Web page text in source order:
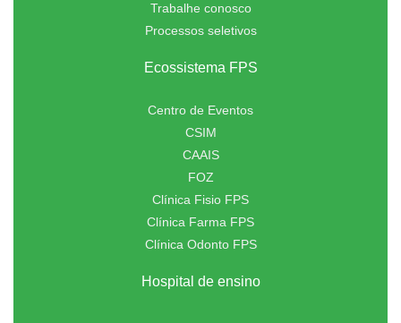
Trabalhe conosco
Processos seletivos
Ecossistema FPS
Centro de Eventos
CSIM
CAAIS
FOZ
Clínica Fisio FPS
Clínica Farma FPS
Clínica Odonto FPS
Hospital de ensino